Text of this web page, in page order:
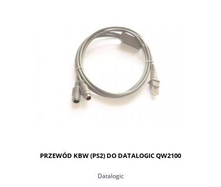
PRZEWÓD KBW (PS2) DO DATALOGIC QW2100
Datalogic